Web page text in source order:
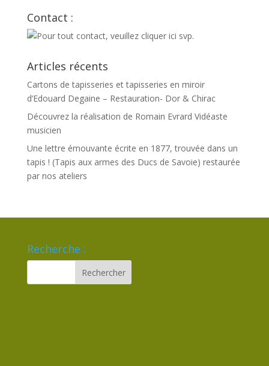
Contact :
Articles récents
Cartons de tapisseries et tapisseries en miroir
d’Edouard Degaine – Restauration- Dor & Chirac
Découvrez la réalisation de Romain Evrard Vidéaste
musicien
Une lettre émouvante écrite en 1877, trouvée dans un
tapis ! (Tapis aux armes des Ducs de Savoie) restaurée
par nos ateliers
Recherche :